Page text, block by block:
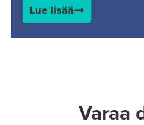
Lue lisää
Varaa